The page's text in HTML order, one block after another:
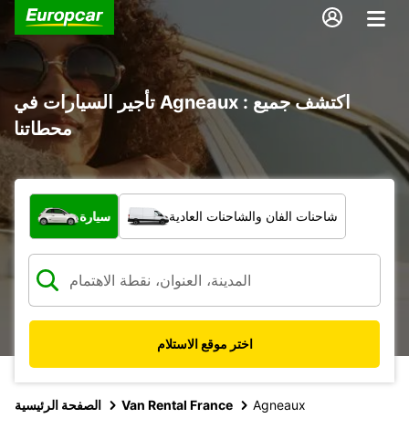
تأجير السيارات في Agneaux : اكتشف جميع
محطاتنا
ما نوع المركبة؟
سيارة شاحنات الفان والشاحنات العادية
اختر موقع الاستلام
الصفحة الرئيسية Van Rental France Agneaux